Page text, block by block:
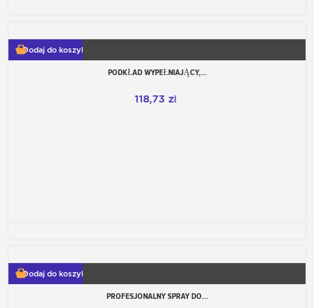
Dodaj do koszyka
PODKŁAD WYPEŁNIAJĄCY,...
118,73 zł
Dodaj do koszyka
PROFESJONALNY SPRAY DO...